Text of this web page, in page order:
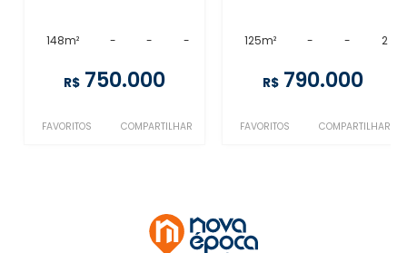
148m² - - -
R$ 750.000
FAVORITOS COMPARTILHAR
125m² - - 2
R$ 790.000
FAVORITOS COMPARTILHAR